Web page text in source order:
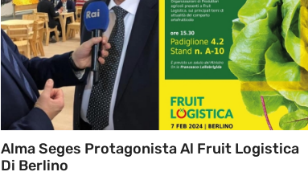
Alma Seges Protagonista Al Fruit Logistica
Di Berlino